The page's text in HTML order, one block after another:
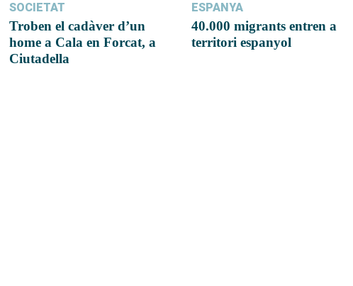
SOCIETAT
Troben el cadàver d’un
home a Cala en Forcat, a
Ciutadella
ESPANYA
40.000 migrants entren a
territori espanyol